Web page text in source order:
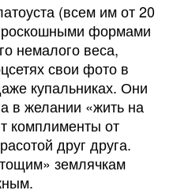
(всем им от 20
формами
немалого веса,
свои фото в
купальниках. Они
в желании «жить на
комплименты от
друг друга.
землячкам